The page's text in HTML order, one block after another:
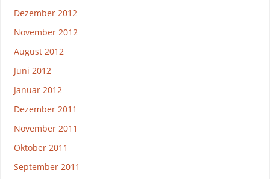
Dezember 2012
November 2012
August 2012
Juni 2012
Januar 2012
Dezember 2011
November 2011
Oktober 2011
September 2011